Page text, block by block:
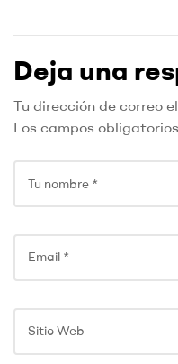
Deja una
Tu dirección de correo
Los campos